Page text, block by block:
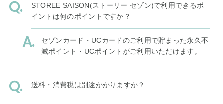
STOREE SAISON(ストーリー セゾン)で利用できるポ
イントは何のポイントですか？
セゾンカード・UCカードのご利用で貯まった永久不
滅ポイント・UCポイントがご利用いただけます。
送料・消費税は別途かかりますか？